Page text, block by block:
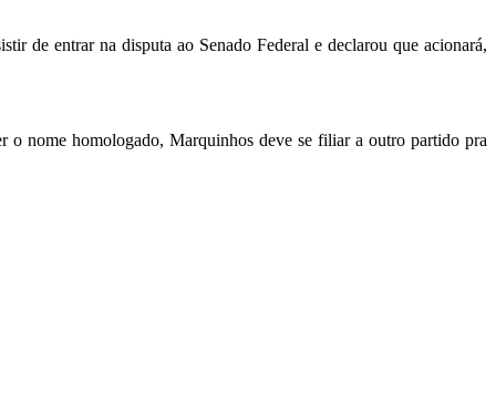
de entrar na disputa ao Senado Federal e declarou que acionará,
o nome homologado, Marquinhos deve se filiar a outro partido pra